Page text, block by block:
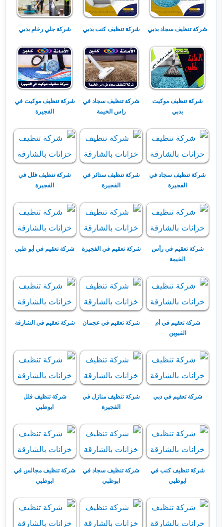
شركة تنظيف سجاد بدبي شركة تنظيف كنب بدبي شركة جلي رخام بدبي
شركة تنظيف موكيت
بدبي
شركة تنظيف سجاد في
راس الخيمة
شركة تنظيف موكيت في
الفجيرة
شركة تنظيف سجاد في
الفجيرة
شركة تنظيف ستائر في
الفجيرة
شركة تنظيف فلل في
الفجيرة
شركة تعقيم في رأس
الخيمة
شركة تعقيم في الفجيرة شركة تعقيم في أبو ظبي
شركة تعقيم في أم
القيوين
شركة تعقيم في عجمان شركة تعقيم في الشارقة
شركة تعقيم في دبي
شركة تنظيف منازل في
الفجيرة
شركة تنظيف فلل
ابوظبي
شركة تنظيف كنب في
ابوظبي
شركة تنظيف سجاد في
ابوظبي
شركة تنظيف مجالس في
ابوظبي